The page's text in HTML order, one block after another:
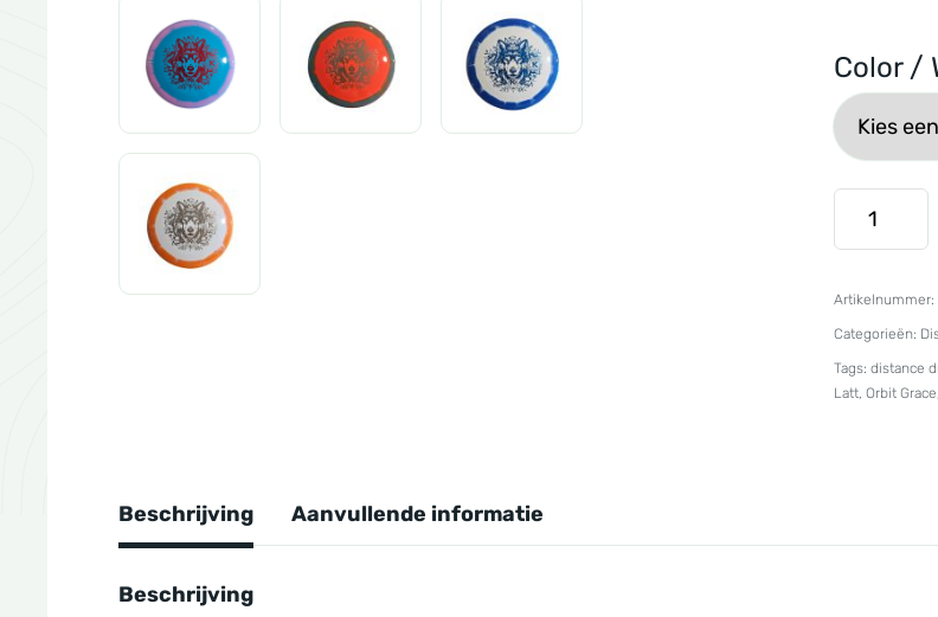
Color /
Latitude
64
Grand
Orbit
Kristin
Artikelnummer:
Categorieën:
Tags: distance
Latt, Orbit Grace
Beschrijving Aanvullende informatie
Beschrijving